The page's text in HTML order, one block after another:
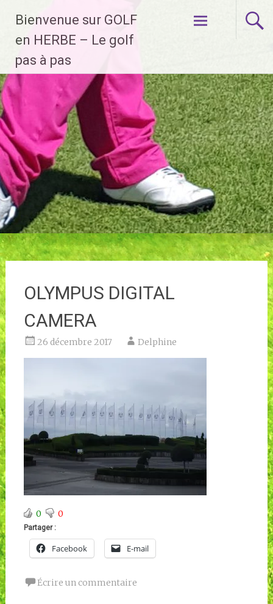
contenu
Bienvenue sur GOLF
en HERBE – Le golf
pas à pas
OLYMPUS DIGITAL
CAMERA
26 décembre 2017 Delphine
0 0
Partager :
Facebook E-mail
Écrire un commentaire